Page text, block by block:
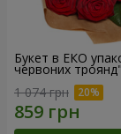
Букет в ЕКО
червоних троянд"
1 074 грн